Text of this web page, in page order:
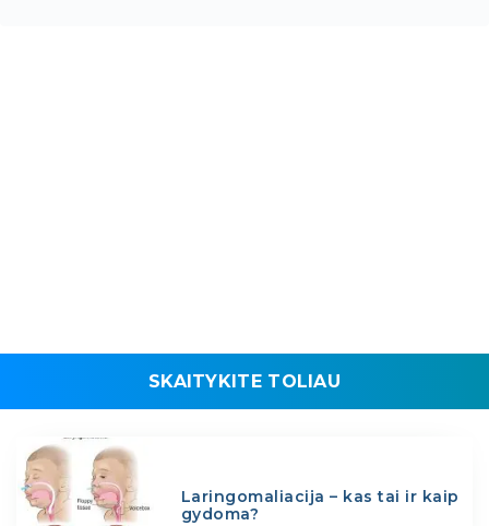
SKAITYKITE TOLIAU
Laringomaliacija – kas tai ir kaip
gydoma?